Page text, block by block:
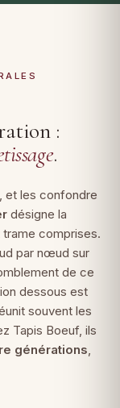
:
.
et les confondre
désigne la
comprises.
par nœud sur
de ce
dessous est
souvent les
Tapis Boeuf, ils
générations,